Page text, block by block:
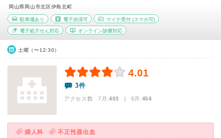
岡山県岡山市北区伊島北町
駐車場あり 電子決済可 マイナ受付 (スマホ可)
電子処方せん対応 オンライン診療対応
土曜（〜12:30）
4.01
3件
アクセス数 7月:403 | 6月:454
婦人科
不正性器出血